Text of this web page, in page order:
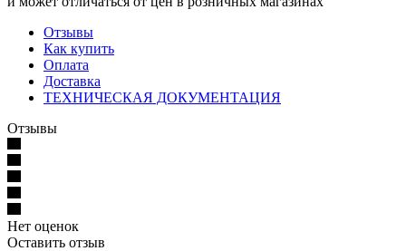
Отзывы
Как купить
Оплата
Доставка
ТЕХНИЧЕСКАЯ ДОКУМЕНТАЦИЯ
Отзывы
Нет оценок
Оставить отзыв